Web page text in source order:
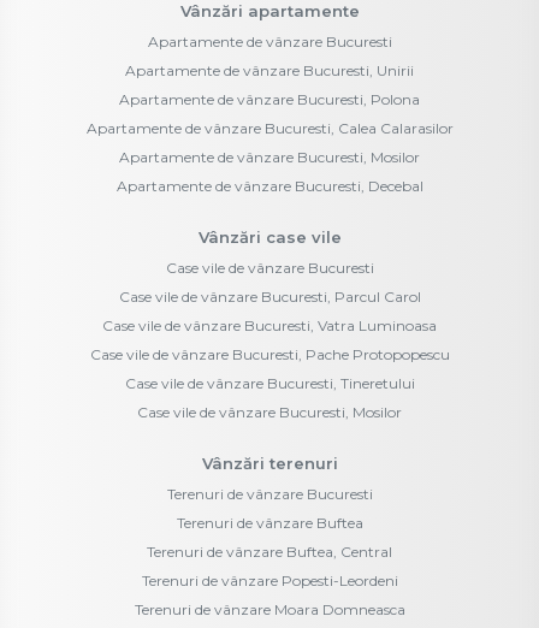
Vânzări apartamente
Apartamente de vânzare Bucuresti
Apartamente de vânzare Bucuresti, Unirii
Apartamente de vânzare Bucuresti, Polona
Apartamente de vânzare Bucuresti, Calea Calarasilor
Apartamente de vânzare Bucuresti, Mosilor
Apartamente de vânzare Bucuresti, Decebal
Vânzări case vile
Case vile de vânzare Bucuresti
Case vile de vânzare Bucuresti, Parcul Carol
Case vile de vânzare Bucuresti, Vatra Luminoasa
Case vile de vânzare Bucuresti, Pache Protopopescu
Case vile de vânzare Bucuresti, Tineretului
Case vile de vânzare Bucuresti, Mosilor
Vânzări terenuri
Terenuri de vânzare Bucuresti
Terenuri de vânzare Buftea
Terenuri de vânzare Buftea, Central
Terenuri de vânzare Popesti-Leordeni
Terenuri de vânzare Moara Domneasca